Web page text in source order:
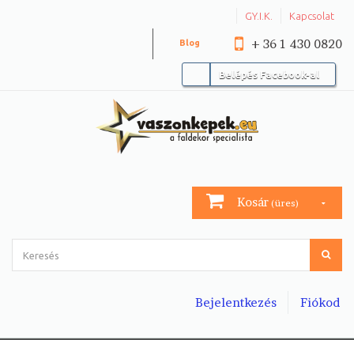
GY.I.K. Kapcsolat
+ 36 1 430 0820
Blog
Belépés Facebook-al
Kosár (üres)
Fiókod
Bejelentkezés